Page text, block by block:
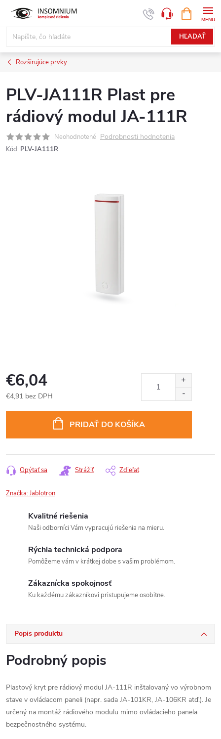
obsah
HĽADAŤ
KOŠÍK
Rozširujúce prvky
PLV-JA111R Plast pre
rádiový modul JA-111R
Neohodnotené Podrobnosti hodnotenia
Kód: PLV-JA111R
€6,04
€4,91 bez DPH
PRIDAŤ DO KOŠÍKA
Opýtať sa Strážiť Zdieľať
Značka:Jablotron
Kvalitné riešenia
Naši odborníci Vám vypracujú riešenia na mieru.
Rýchla technická podpora
Pomôžeme vám v krátkej dobe s vašim problémom.
Zákaznícka spokojnosť
Ku každému zákazníkovi pristupujeme osobitne.
Popis produktu
Podrobný popis
Plastový kryt pre rádiový modul JA-111R inštalovaný vo výrobnom
stave v ovládacom paneli (napr. sada JA-101KR, JA-106KR atď.). Je
určený na montáž rádiového modulu mimo ovládacieho panela
bezpečnostného systému.
www.insomnium.sk - Chat